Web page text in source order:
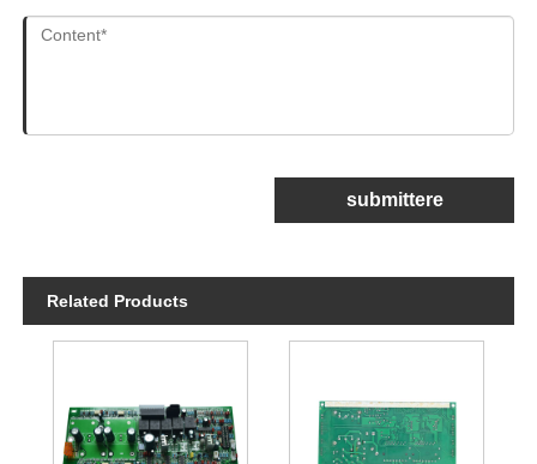
submittere
Related Products